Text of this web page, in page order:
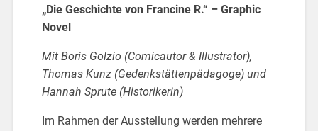
„Die Ge­schich­te von Fran­ci­ne R.“ – Gra­phic
Novel
Mit Boris Gol­zio (Co­mi­c­au­tor & Il­lus­tra­tor),
Tho­mas Kunz (Ge­denk­stät­ten­päd­ago­ge) und
Han­nah Sp­ru­te (His­to­ri­ke­rin)
Im Rah­men der Aus­stel­lung wer­den meh­re­re